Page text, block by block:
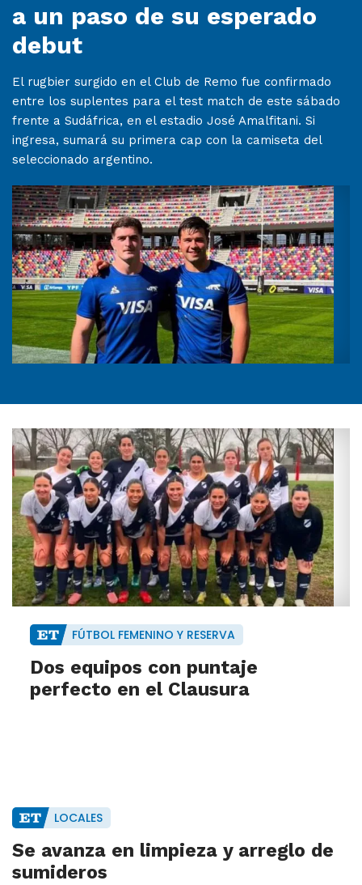
a un paso de su esperado
debut
El rugbier surgido en el Club de Remo fue confirmado
entre los suplentes para el test match de este sábado
frente a Sudáfrica, en el estadio José Amalfitani. Si
ingresa, sumará su primera cap con la camiseta del
seleccionado argentino.
FÚTBOL FEMENINO Y RESERVA
Dos equipos con puntaje
perfecto en el Clausura
LOCALES
Se avanza en limpieza y arreglo de
sumideros